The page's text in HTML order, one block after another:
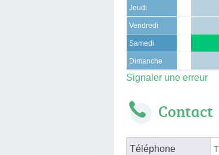
Jeudi
Vendredi
Samedi
Dimanche
Signaler une erreur
Contact
Téléphone